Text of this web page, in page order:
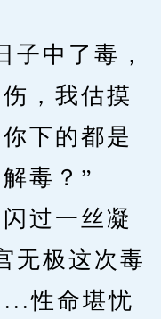
中了毒，
，我估摸
下的都是
毒？”
过一丝凝
无极这次毒
性命堪忧